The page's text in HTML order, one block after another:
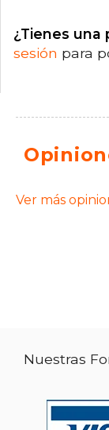
¿Tienes una
sesión para
Ver más
Nuestras